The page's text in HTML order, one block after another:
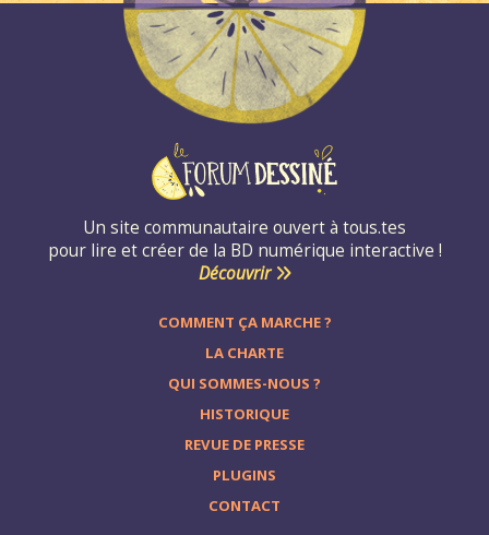
Un site communautaire ouvert à tous.tes
pour lire et créer de la BD numérique interactive !
Découvrir
COMMENT ÇA MARCHE ?
LA CHARTE
QUI SOMMES-NOUS ?
HISTORIQUE
REVUE DE PRESSE
PLUGINS
CONTACT